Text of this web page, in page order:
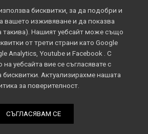
бисквитки, за да подобри и
вашето изживяване и да показва
такива). Нашият уебсайт може също
от трети страни като Google
Analytics, Youtube и Facebook . С
уебсайта вие се съгласявате с
бисквитки. Актуализирахме нашата
за поверителност.
СЪГЛАСЯВАМ СЕ